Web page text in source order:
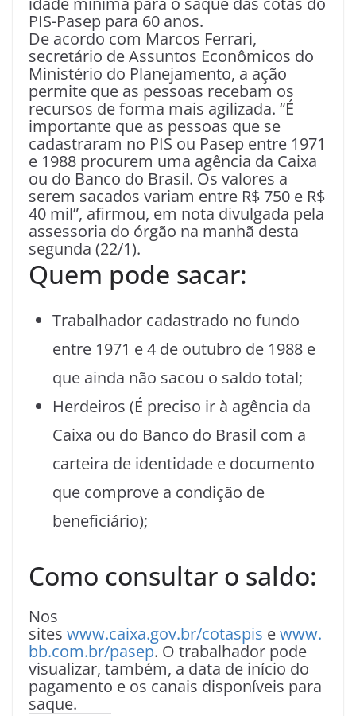
PIS-Pasep para 60 anos.
De acordo com Marcos Ferrari,
secretário de Assuntos Econômicos do
Ministério do Planejamento, a ação
permite que as pessoas recebam os
recursos de forma mais agilizada. “É
importante que as pessoas que se
cadastraram no PIS ou Pasep entre 1971
e 1988 procurem uma agência da Caixa
ou do Banco do Brasil. Os valores a
serem sacados variam entre R$ 750 e R$
40 mil”, afirmou, em nota divulgada pela
assessoria do órgão na manhã desta
segunda (22/1).
Quem pode sacar:
Trabalhador cadastrado no fundo
entre 1971 e 4 de outubro de 1988 e
que ainda não sacou o saldo total;
Herdeiros (É preciso ir à agência da
Caixa ou do Banco do Brasil com a
carteira de identidade e documento
que comprove a condição de
beneficiário);
Como consultar o saldo:
Nos
sites www.caixa.gov.br/cotaspis ewww.
bb.com.br/pasep. O trabalhador pode
visualizar, também, a data de início do
pagamento e os canais disponíveis para
saque.